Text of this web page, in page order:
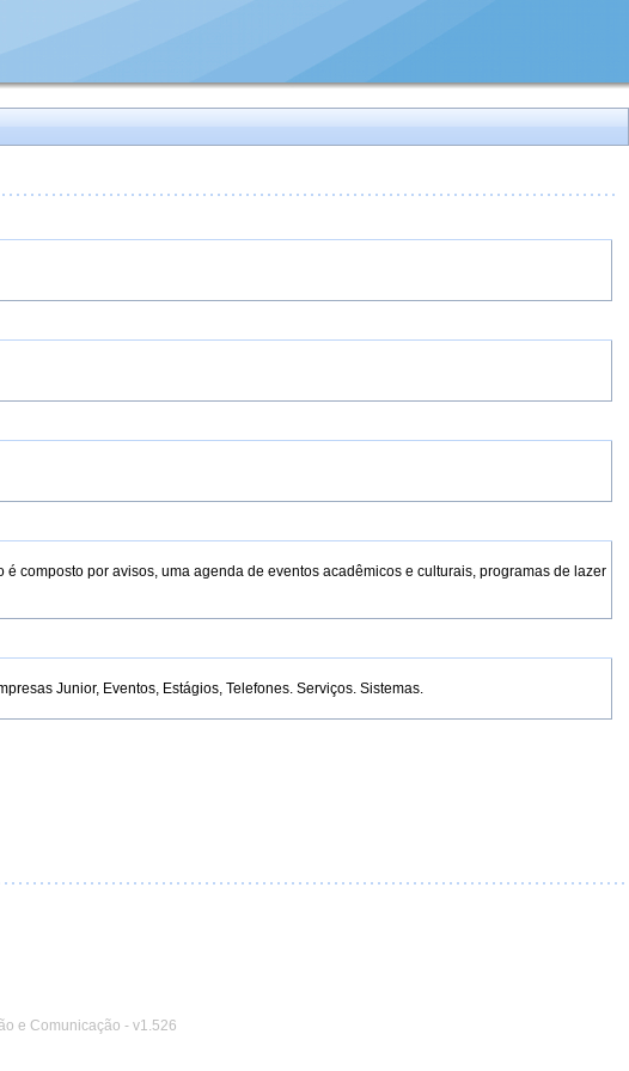
composto por avisos, uma agenda de eventos acadêmicos e culturais, programas de lazer
Junior, Eventos, Estágios, Telefones. Serviços. Sistemas.
e Comunicação - v1.526